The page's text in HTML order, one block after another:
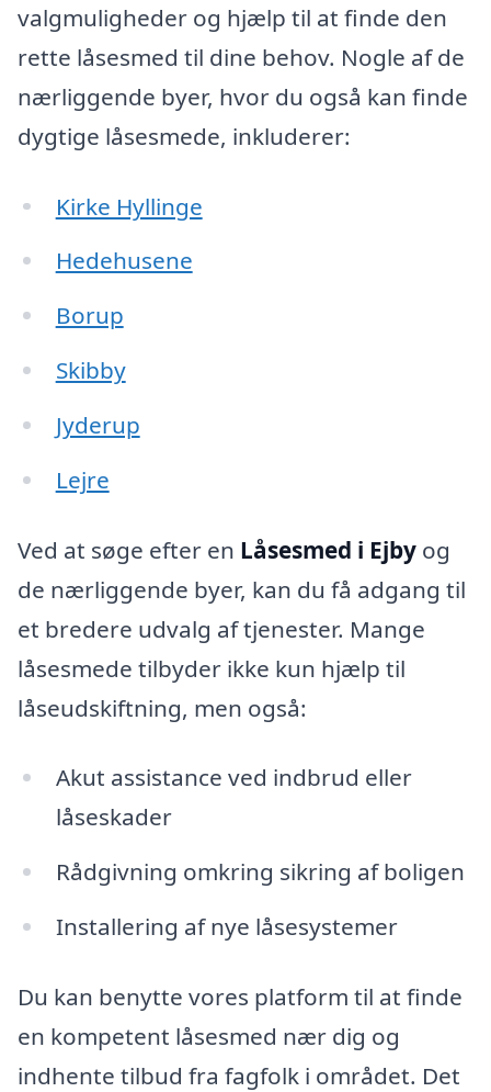
valgmuligheder og hjælp til at finde den
rette låsesmed til dine behov. Nogle af de
nærliggende byer, hvor du også kan finde
dygtige låsesmede, inkluderer:
Kirke Hyllinge
Hedehusene
Borup
Skibby
Jyderup
Lejre
Ved at søge efter en Låsesmed i Ejby og
de nærliggende byer, kan du få adgang til
et bredere udvalg af tjenester. Mange
låsesmede tilbyder ikke kun hjælp til
låseudskiftning, men også:
Akut assistance ved indbrud eller
låseskader
Rådgivning omkring sikring af boligen
Installering af nye låsesystemer
Du kan benytte vores platform til at finde
en kompetent låsesmed nær dig og
indhente tilbud fra fagfolk i området. Det